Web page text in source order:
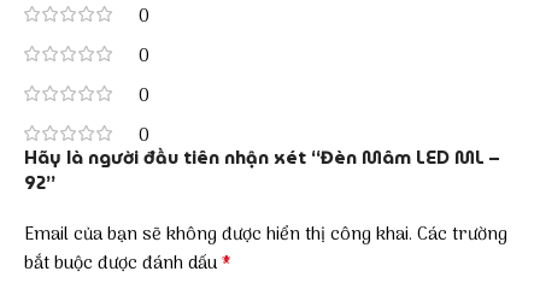
0
0
0
0
Hãy là người đầu tiên nhận xét “Đèn Mâm LED ML –
92”
Email của bạn sẽ không được hiển thị công khai. Các trường
bắt buộc được đánh dấu*